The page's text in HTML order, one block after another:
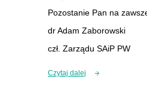
Pozostanie Pan na
dr Adam Zaborowski
czł. Zarządu SAiP PW
Czytaj dalej